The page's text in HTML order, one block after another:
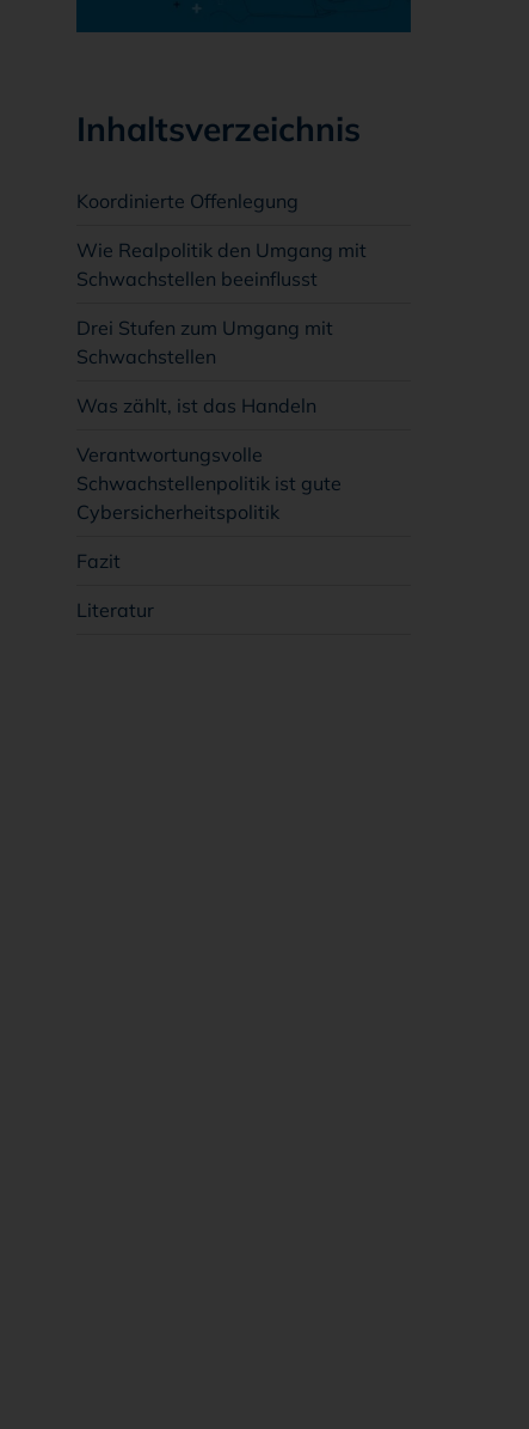
Inhaltsverzeichnis
Koordinierte Offenlegung
Wie Realpolitik den Umgang mit
Schwachstellen beeinflusst
Drei Stufen zum Umgang mit
Schwachstellen
Was zählt, ist das Handeln
Verantwortungsvolle
Schwachstellenpolitik ist gute
Cybersicherheitspolitik
Fazit
Literatur